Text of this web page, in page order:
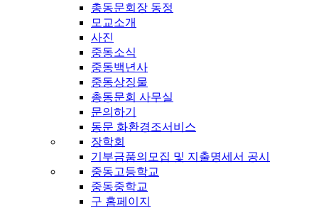
총동문회장 동정
모교소개
사진
중동소식
중동백년사
중동상징물
총동문회 사무실
문의하기
동문 화환경조서비스
장학회
기부금품의모집 및 지출명세서 공시
중동고등학교
중동중학교
구 홈페이지